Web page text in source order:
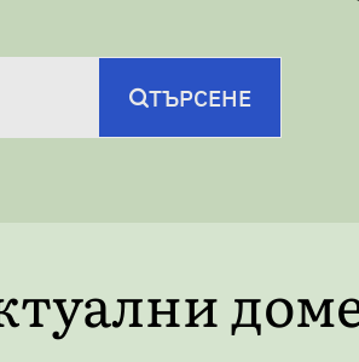
ТЪРСЕНЕ